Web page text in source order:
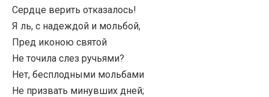
Сердце верить отказалось!
Я ль, с надеждой и мольбой,
Пред иконою святой
Не точила слез ручьями?
Нет, бесплодными мольбами
Не призвать минувших дней;